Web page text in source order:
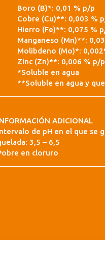
Boro (B)*: 0,01 % p/p
Cobre (Cu)**: 0,003 %
Hierro (Fe)**: 0,075 %
Manganeso (Mn)**:
Molibdeno (Mo)*:
Zinc (Zn)**: 0,006 % p/p
*Soluble en agua
**Soluble en agua y
ADICIONAL
de pH en el que se
3,5 – 6,5
en cloruro